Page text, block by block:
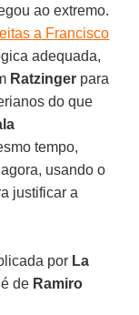
ao extremo.
a Francisco
adequada,
Ratzinger para
do que
tempo,
usando o
justificar a
por La
de Ramiro